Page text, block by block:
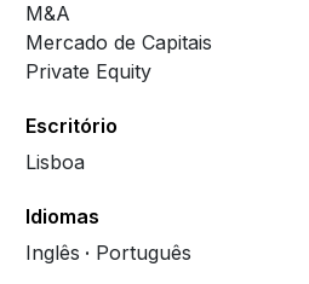
M&A
Mercado de Capitais
Private Equity
Escritório
Lisboa
Idiomas
Inglês
Português